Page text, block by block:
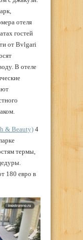
отеля
гостей
от Bvlgari
В отеле
& Beauty)4
термы,
180 евро в